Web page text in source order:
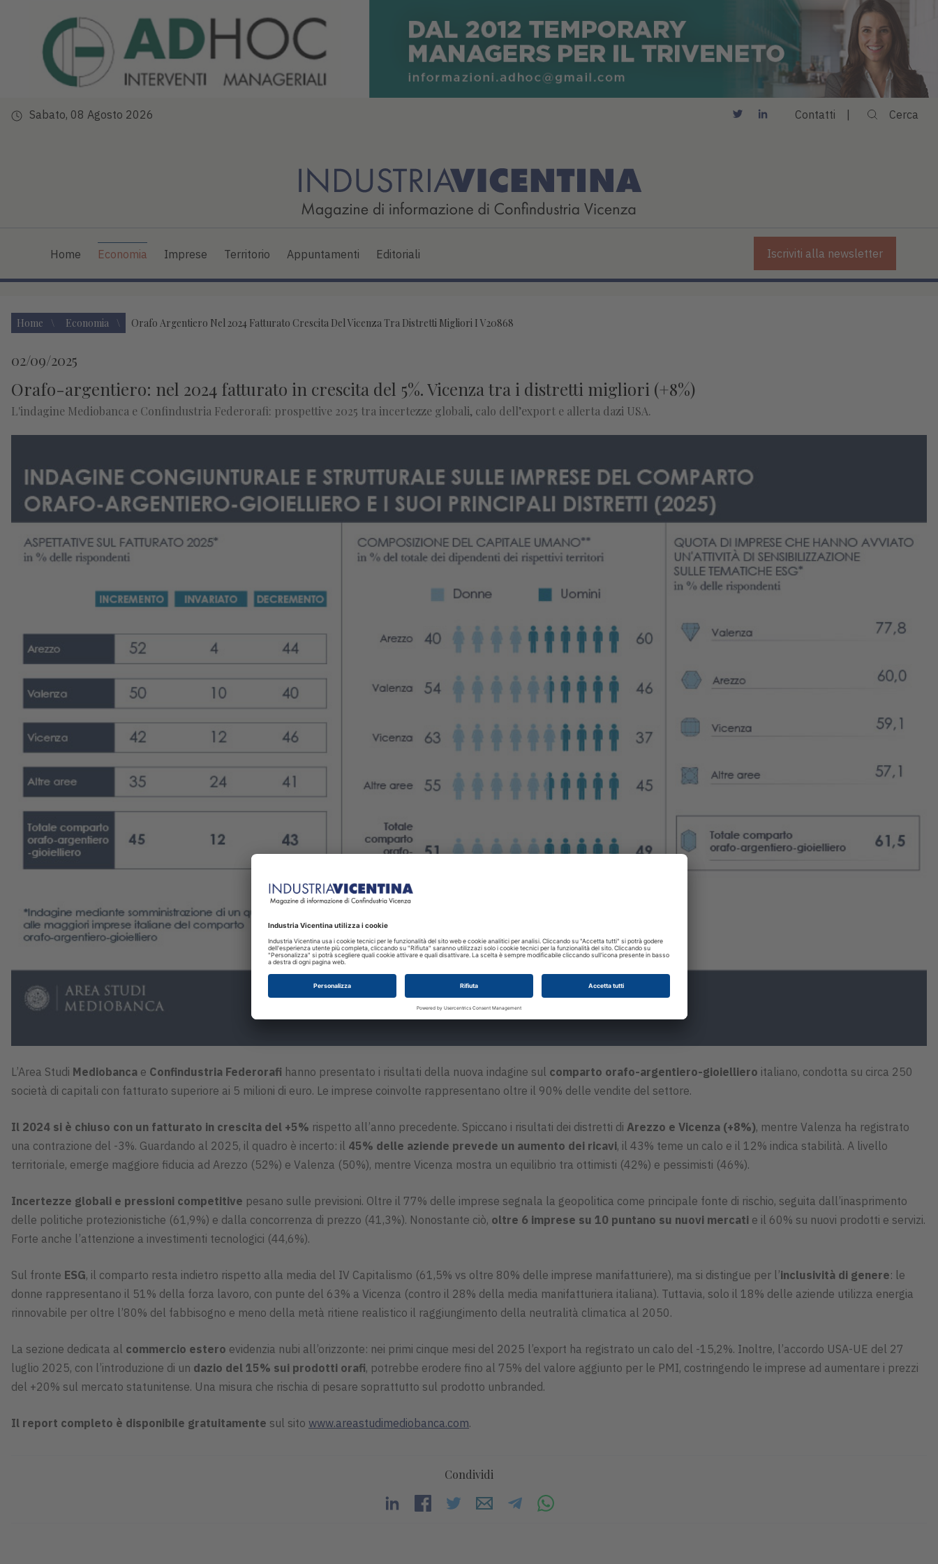
Sabato, 08 Agosto 2026 Contatti Cerca
Home Economia Imprese Territorio Appuntamenti Editoriali Iscriviti alla newsletter
Home Economia Orafo Argentiero Nel 2024 Fatturato Crescita Del Vicenza Tra Distretti Migliori I V20868
02/09/2025
Orafo-argentiero: nel 2024 fatturato in crescita del 5%. Vicenza tra i distretti migliori (+8%)
L'indagine Mediobanca e Confindustria Federorafi: prospettive 2025 tra incertezze globali, calo dell’export e allerta dazi USA.
L’Area Studi Mediobanca e Confindustria Federorafi hanno presentato i risultati della nuova indagine sul comparto orafo-argentiero-gioielliero italiano, condotta su circa 250
società di capitali con fatturato superiore ai 5 milioni di euro. Le imprese coinvolte rappresentano oltre il 90% delle vendite del settore.
Il 2024 si è chiuso con un fatturato in crescita del +5% rispetto all’anno precedente. Spiccano i risultati dei distretti di Arezzo e Vicenza (+8%), mentre Valenza ha registrato
una contrazione del -3%. Guardando al 2025, il quadro è incerto: il 45% delle aziende prevede un aumento dei ricavi, il 43% teme un calo e il 12% indica stabilità. A livello
territoriale, emerge maggiore fiducia ad Arezzo (52%) e Valenza (50%), mentre Vicenza mostra un equilibrio tra ottimisti (42%) e pessimisti (46%).
Incertezze globali e pressioni competitive pesano sulle previsioni. Oltre il 77% delle imprese segnala la geopolitica come principale fonte di rischio, seguita dall’inasprimento
delle politiche protezionistiche (61,9%) e dalla concorrenza di prezzo (41,3%). Nonostante ciò, oltre 6 imprese su 10 puntano su nuovi mercati e il 60% su nuovi prodotti e servizi.
Forte anche l’attenzione a investimenti tecnologici (44,6%).
Sul fronte ESG, il comparto resta indietro rispetto alla media del IV Capitalismo (61,5% vs oltre 80% delle imprese manifatturiere), ma si distingue per l’inclusività di genere: le
donne rappresentano il 51% della forza lavoro, con punte del 63% a Vicenza (contro il 28% della media manifatturiera italiana). Tuttavia, solo il 18% delle aziende utilizza energia
rinnovabile per oltre l’80% del fabbisogno e meno della metà ritiene realistico il raggiungimento della neutralità climatica al 2050.
La sezione dedicata al commercio estero evidenzia nubi all’orizzonte: nei primi cinque mesi del 2025 l’export ha registrato un calo del -15,2%. Inoltre, l’accordo USA-UE del 27
luglio 2025, con l’introduzione di un dazio del 15% sui prodotti orafi, potrebbe erodere fino al 75% del valore aggiunto per le PMI, costringendo le imprese ad aumentare i prezzi
del +20% sul mercato statunitense. Una misura che rischia di pesare soprattutto sul prodotto unbranded.
Il report completo è disponibile gratuitamente sul sito www.areastudimediobanca.com.
Condividi